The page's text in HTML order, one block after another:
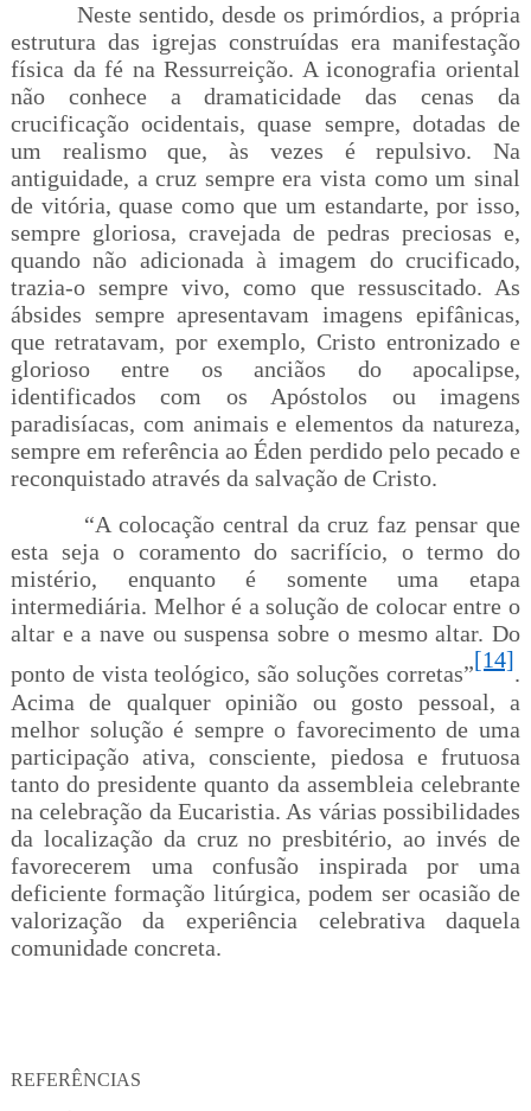
Neste sentido, desde os primórdios, a própria
estrutura das igrejas construídas era manifestação
física da fé na Ressurreição. A iconografia oriental
não conhece a dramaticidade das cenas da
crucificação ocidentais, quase sempre, dotadas de
um realismo que, às vezes é repulsivo. Na
antiguidade, a cruz sempre era vista como um sinal
de vitória, quase como que um estandarte, por isso,
sempre gloriosa, cravejada de pedras preciosas e,
quando não adicionada à imagem do crucificado,
trazia-o sempre vivo, como que ressuscitado. As
ábsides sempre apresentavam imagens epifânicas,
que retratavam, por exemplo, Cristo entronizado e
glorioso entre os anciãos do apocalipse,
identificados com os Apóstolos ou imagens
paradisíacas, com animais e elementos da natureza,
sempre em referência ao Éden perdido pelo pecado e
reconquistado através da salvação de Cristo.
“A colocação central da cruz faz pensar que
esta seja o coramento do sacrifício, o termo do
mistério, enquanto é somente uma etapa
intermediária. Melhor é a solução de colocar entre o
altar e a nave ou suspensa sobre o mesmo altar. Do
ponto de vista teológico, são soluções corretas”
[14]
.
Acima de qualquer opinião ou gosto pessoal, a
melhor solução é sempre o favorecimento de uma
participação ativa, consciente, piedosa e frutuosa
tanto do presidente quanto da assembleia celebrante
na celebração da Eucaristia. As várias possibilidades
da localização da cruz no presbitério, ao invés de
favorecerem uma confusão inspirada por uma
deficiente formação litúrgica, podem ser ocasião de
valorização da experiência celebrativa daquela
comunidade concreta.
REFERÊNCIAS